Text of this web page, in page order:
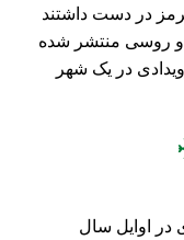
در دست داشتند
و روسی منتشر شده
در یک شهر
در اوایل سال